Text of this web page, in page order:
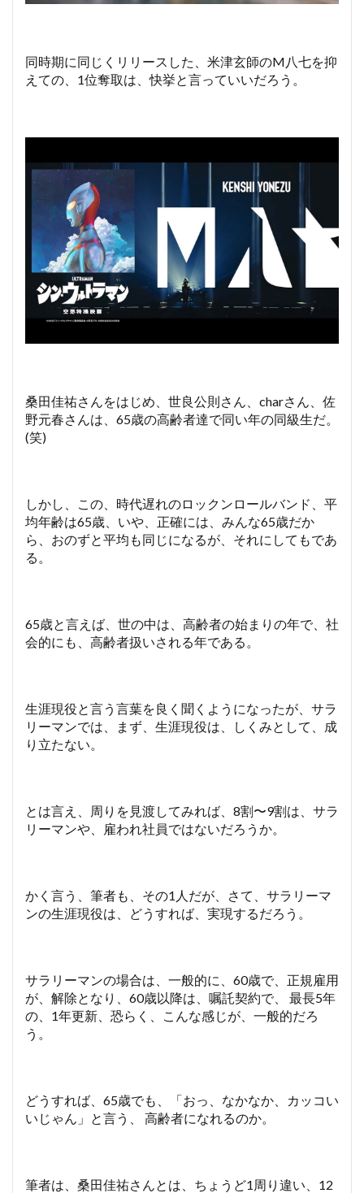
同時期に同じくリリースした、米津玄師のM八七を抑
えての、1位奪取は、快挙と言っていいだろう。
桑田佳祐さんをはじめ、世良公則さん、charさん、佐
野元春さんは、65歳の高齢者達で同い年の同級生だ。
(笑)
しかし、この、時代遅れのロックンロールバンド、平
均年齢は65歳、いや、正確には、みんな65歳だか
ら、おのずと平均も同じになるが、それにしてもであ
る。
65歳と言えば、世の中は、高齢者の始まりの年で、社
会的にも、高齢者扱いされる年である。
生涯現役と言う言葉を良く聞くようになったが、サラ
リーマンでは、まず、生涯現役は、しくみとして、成
り立たない。
とは言え、周りを見渡してみれば、8割〜9割は、サラ
リーマンや、雇われ社員ではないだろうか。
かく言う、筆者も、その1人だが、さて、サラリーマ
ンの生涯現役は、どうすれば、実現するだろう。
サラリーマンの場合は、一般的に、60歳で、正規雇用
が、解除となり、60歳以降は、嘱託契約で、 最長5年
の、1年更新、恐らく、こんな感じが、一般的だろ
う。
どうすれば、65歳でも、「おっ、なかなか、カッコい
いじゃん」と言う、 高齢者になれるのか。
筆者は、桑田佳祐さんとは、ちょうど1周り違い、12